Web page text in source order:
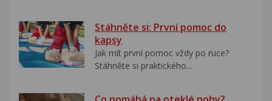
Stáhněte si: První pomoc do
kapsy
Jak mít první pomoc vždy po ruce?
Stáhněte si praktického...